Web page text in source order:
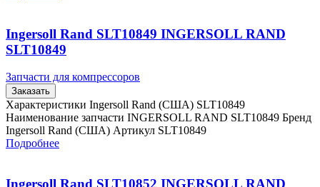
Ingersoll Rand SLT10849 INGERSOLL RAND
SLT10849
Запчасти для компрессоров
Заказать
Характеристики Ingersoll Rand (США) SLT10849
Наименование запчасти INGERSOLL RAND SLT10849 Бренд
Ingersoll Rand (США) Артикул SLT10849
Подробнее
Ingersoll Rand SLT10852 INGERSOLL RAND